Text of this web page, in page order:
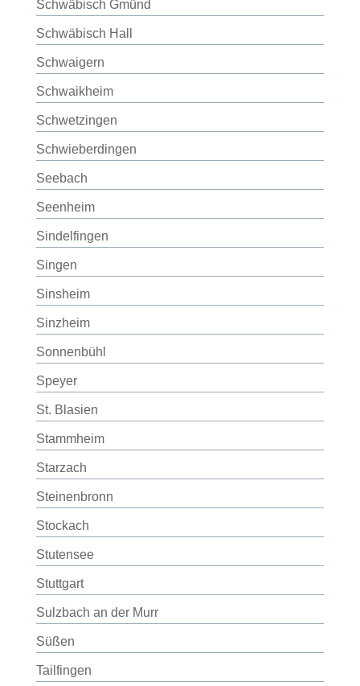
Schwäbisch Gmünd
Schwäbisch Hall
Schwaigern
Schwaikheim
Schwetzingen
Schwieberdingen
Seebach
Seenheim
Sindelfingen
Singen
Sinsheim
Sinzheim
Sonnenbühl
Speyer
St. Blasien
Stammheim
Starzach
Steinenbronn
Stockach
Stutensee
Stuttgart
Sulzbach an der Murr
Süßen
Tailfingen